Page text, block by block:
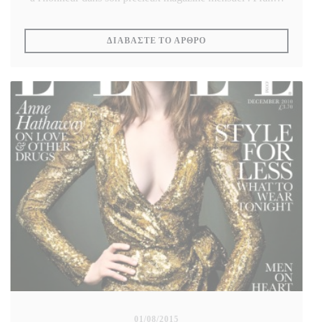
A destination de la communauté Japonaise en France, ce
de faire découvrir des lieux, des cultures, divers arts et
portraits.
Incontournable pour les 35 000 Japonais qui vivent en
ΔΙΑΒΆΣΤΕ ΤΟ ΆΡΘΡΟ((ΑΝΟΊΓΕΙ ΣΕ ΝΈΟ
01/08/2015